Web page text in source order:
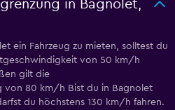
in Bagnolet,
ein Fahrzeug zu mieten, solltest du
von 50 km/h
gilt die
von 80 km/h Bist du in Bagnolet
du höchstens 130 km/h fahren.